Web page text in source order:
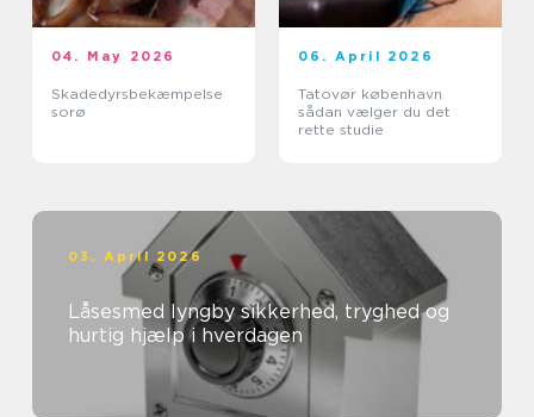
04. May 2026
Skadedyrsbekæmpelse
sorø
06. April 2026
Tatovør københavn
sådan vælger du det
rette studie
03. April 2026
Låsesmed lyngby sikkerhed, tryghed og
hurtig hjælp i hverdagen